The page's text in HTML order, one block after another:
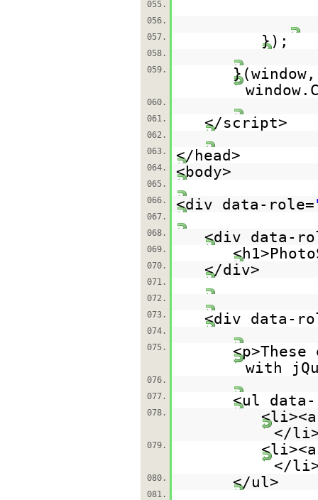
055.
056.
057.
});
058.
059.
060.
061.
</script>
062.
063.
</head>
064. <body>
065.
066.
<div data-role=
067.
068.
<div data-
069.
070. </div>
071.
072.
073.
<div data-
074.
075.
with
076.
077.
<ul
078.
</
079.
</
080. </ul>
081.